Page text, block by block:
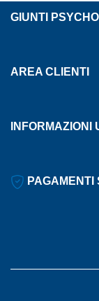
GIUNTI
AREA CLIENTI
INFORMAZIONI
PAGAMENTI